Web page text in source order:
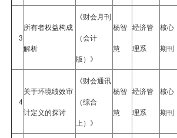
3
所有者权益构成
解析
《财会月刊
（会计
版）》
杨智
慧
经济管
理系
核心
期刊
4
关于环境绩效审
计定义的探讨
《财会通讯
（综合
上）》
杨智
慧
经济管
理系
核心
期刊